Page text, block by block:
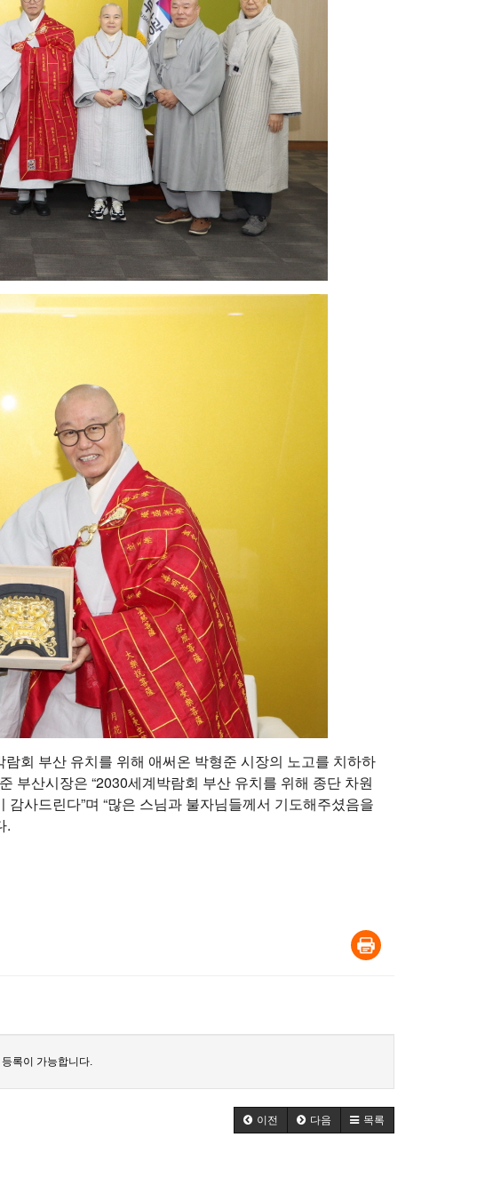
회 부산 유치를 위해 애써온 박형준 시장의 노고를 치하하
부산시장은 “2030세계박람회 부산 유치를 위해 종단 차원
사드린다”며 “많은 스님과 불자님들께서 기도해주셨음을
.
록이 가능합니다.
이전 다음 목록